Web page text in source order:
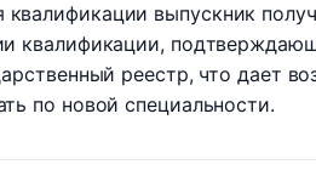
выпускник
квалификации,
реестр, что дает
по новой специальности.